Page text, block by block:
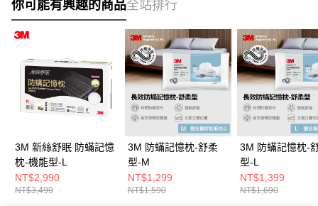
你可能有興趣的商品全站排行
3M 新絲舒眠 防蟎記憶
枕-機能型-L
NT$2,990
NT$3,499
3M 防蟎記憶枕-舒柔
型-M
NT$1,299
NT$1,590
3M 防蟎記憶枕-
型-L
NT$1,399
NT$1,690